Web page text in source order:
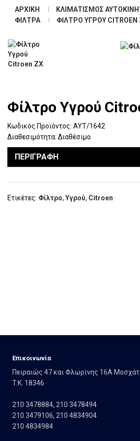
ΑΡΧΙΚΉ
ΚΛΙΜΑΤΙΣΜΌΣ
ΦΊΛΤΡΑ
ΦΊΛΤΡΟ ΥΓΡΟΎ CITROEN
Φίλτρο Υγρού
Κωδικός Προϊόντος: ΑΥΤ/1642
Διαθεσιμότητα: Διαθέσιμο
ΠΕΡΙΓΡΑΦΉ
Ετικέτες: Φίλτρο, Υγρού, Citroen
Eπικοινωνία
Πειραιώς 47 και Φλωρίνης 16Α
T.K. 18346
210 3478884, 210 3478494
210 3479106, 210 4834904
210 4834984